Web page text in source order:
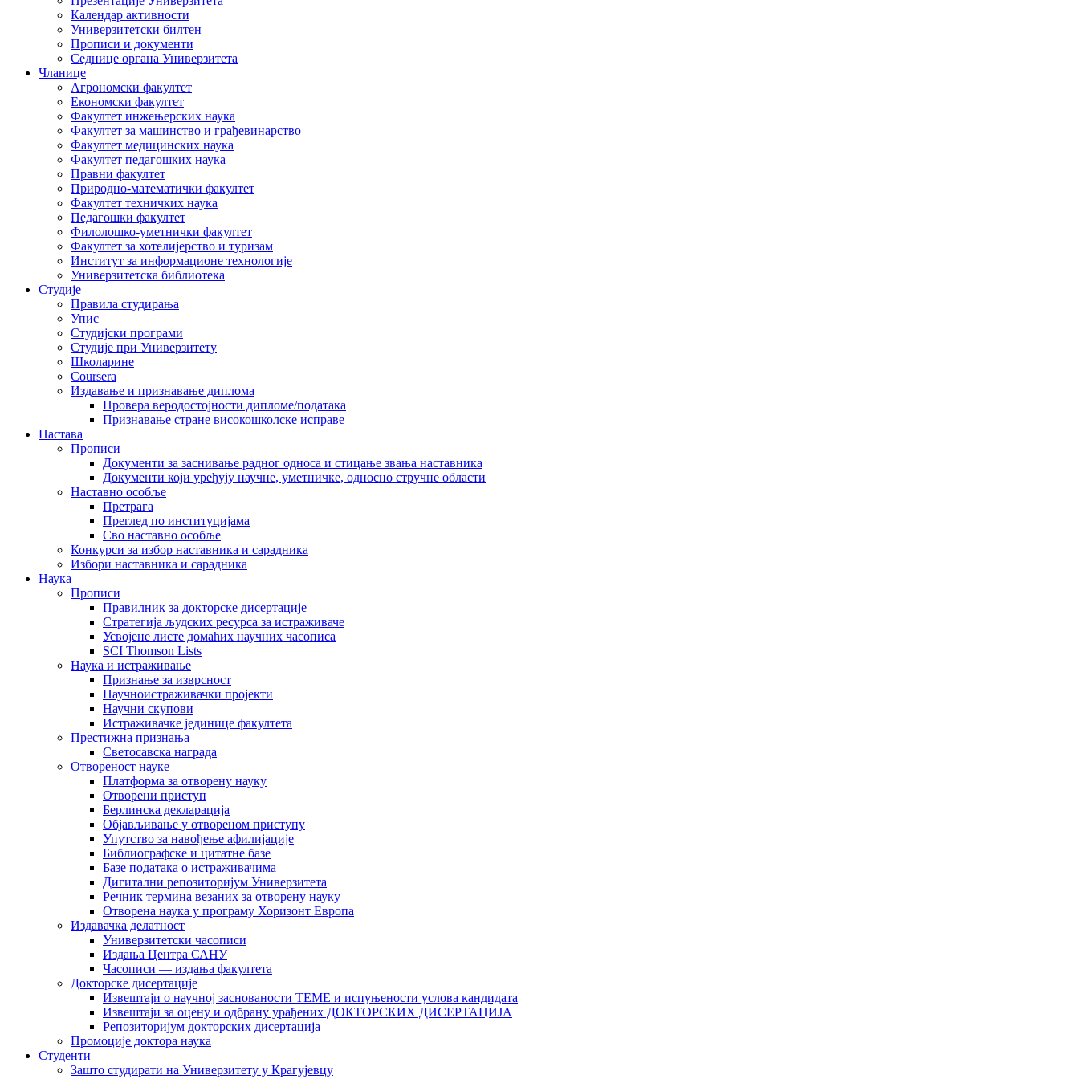
Календар активности
Универзитетски билтен
Прописи и документи
Седнице органа Универзитета
Чланице
Агрономски факултет
Економски факултет
Факултет инжењерских наука
Факултет за машинство и грађевинарство
Факултет медицинских наука
Факултет педагошких наука
Правни факултет
Природно-математички факултет
Факултет техничких наука
Педагошки факултет
Филолошко-уметнички факултет
Факултет за хотелијерство и туризам
Институт за информационе технологије
Универзитетска библиотека
Студије
Правила студирања
Упис
Студијски програми
Студије при Универзитету
Школарине
Coursera
Издавање и признавање диплома
Провера веродостојности дипломе/података
Признавање стране високошколске исправе
Настава
Прописи
Документи за заснивање радног односа и стицање звања наставника
Документи који уређују научне, уметничке, односно стручне области
Наставно особље
Претрага
Преглед по институцијама
Сво наставно особље
Конкурси за избор наставника и сарадника
Избори наставника и сарадника
Наука
Прописи
Правилник за докторске дисертације
Стратегија људских ресурса за истраживаче
Усвојене листе домаћих научних часописа
SCI Thomson Lists
Наука и истраживање
Признање за изврсност
Научноистраживачки пројекти
Научни скупови
Истраживачке јединице факултета
Престижна признања
Светосавска награда
Отвореност науке
Платформа за отворену науку
Отворени приступ
Берлинска декларација
Објављивање у отвореном приступу
Упутство за навођење афилијације
Библиографске и цитатне базе
Базе података о истраживачима
Дигитални репозиторијум Универзитета
Рeчник термина везаних за отворену науку
Отворена наука у програму Хоризонт Европа
Издавачка делатност
Универзитетски часописи
Издања Центра САНУ
Часописи — издања факултета
Докторске дисертације
Извештаји о научној заснованости ТЕМЕ и испуњености услова кандидата
Извештаји за оцену и одбрану урађених ДОКТОРСКИХ ДИСЕРТАЦИЈА
Репозиторијум докторских дисертација
Промоције доктора наука
Студенти
Зашто студирати на Универзитету у Крагујевцу